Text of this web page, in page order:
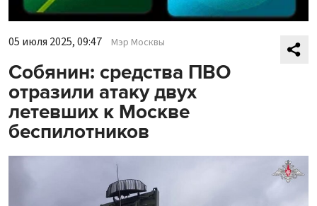
05 июля 2025, 09:47 Мэр Москвы
Собянин: средства ПВО
отразили атаку двух
летевших к Москве
беспилотников